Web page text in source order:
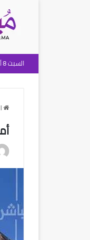
السبت 8 أغسطس 2026